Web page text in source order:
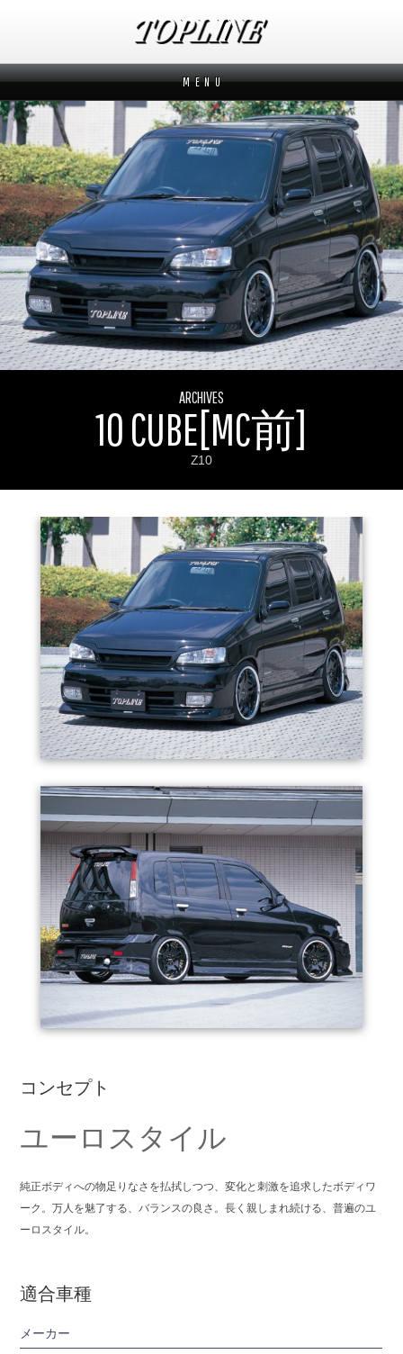
M E N U
新着情報
Makers
メーカーから探す
Brands
ブランドから探す
How to order
オーダー方法
Movies
ムービー
Q&A
よくあるご質問
ARCHIVES
10 CUBE[MC前]
Z10
コンセプト
ユーロスタイル
純正ボディへの物足りなさを払拭しつつ、変化と刺激を追求したボディワ
ーク。万人を魅了する、バランスの良さ。長く親しまれ続ける、普遍のユ
ーロスタイル。
適合車種
メーカー